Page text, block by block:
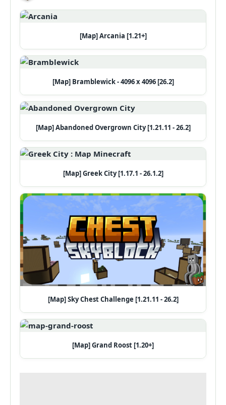
[Map] Arcania [1.21+]
[Map] Bramblewick - 4096 x 4096 [26.2]
[Map] Abandoned Overgrown City [1.21.11 - 26.2]
[Map] Greek City [1.17.1 - 26.1.2]
[Map] Sky Chest Challenge [1.21.11 - 26.2]
[Map] Grand Roost [1.20+]